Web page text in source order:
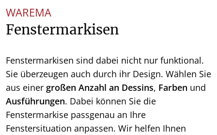
WAREMA
Fenstermarkisen
Fenstermarkisen sind dabei nicht nur funktional.
Sie überzeugen auch durch ihr Design. Wählen Sie
aus einer großen Anzahl an Dessins, Farben und
Ausführungen. Dabei können Sie die
Fenstermarkise passgenau an Ihre
Fenstersituation anpassen. Wir helfen Ihnen